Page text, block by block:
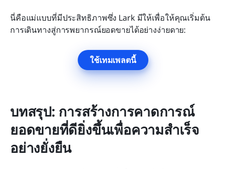
นี่คือแม่แบบที่มีประสิทธิภาพซึ่ง Lark มีให้เพื่อให้คุณเริ่มต้น
การเดินทางสู่การพยากรณ์ยอดขายได้อย่างง่ายดาย:
ใช้เทมเพลตนี้
บทสรุป: การสร้างการคาดการณ์
ยอดขายที่ดียิ่งขึ้นเพื่อความสำเร็จ
อย่างยั่งยืน